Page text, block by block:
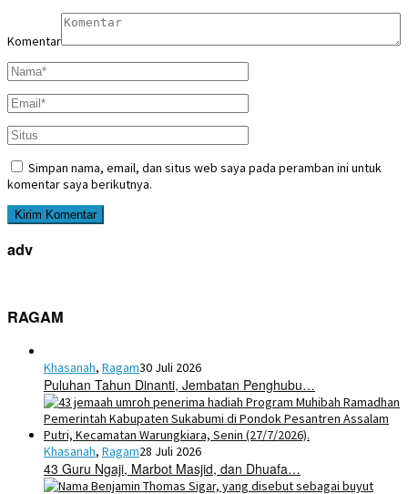
Komentar
Simpan nama, email, dan situs web saya pada peramban ini untuk
komentar saya berikutnya.
adv
RAGAM
Khasanah, Ragam30 Juli 2026
Puluhan Tahun Dinanti, Jembatan Penghubu…
Khasanah, Ragam28 Juli 2026
43 Guru Ngaji, Marbot Masjid, dan Dhuafa…